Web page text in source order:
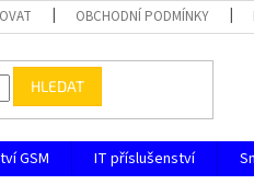
OBCHODNÍ PODMÍNKY
HLEDAT
GSM IT příslušenství